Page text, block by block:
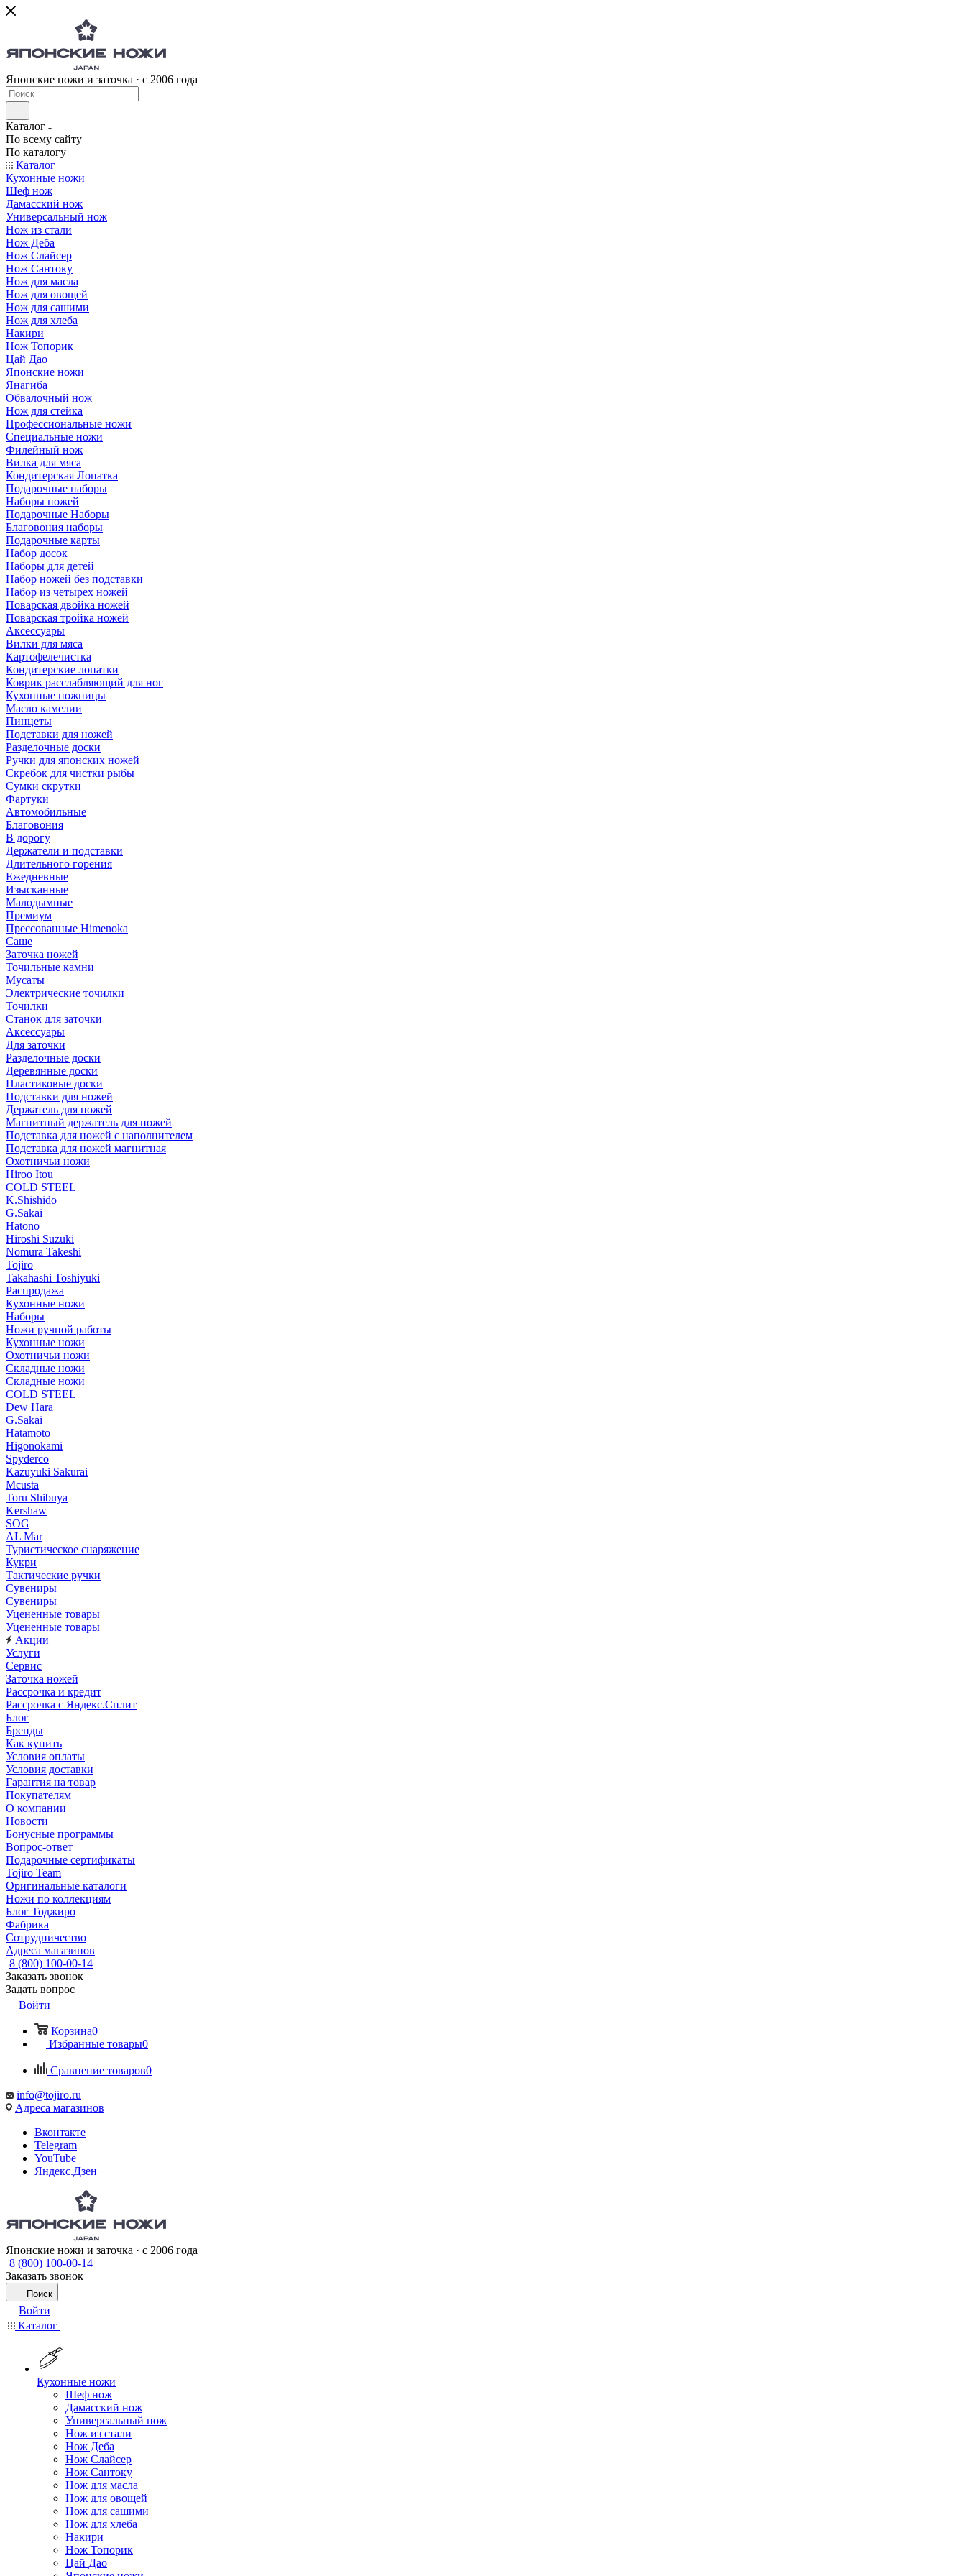
Японские ножи и заточка · с 2006 года
Каталог
По всему сайту
По каталогу
Каталог
Кухонные ножи
Шеф нож
Дамасский нож
Универсальный нож
Нож из стали
Нож Деба
Нож Слайсер
Нож Сантоку
Нож для масла
Нож для овощей
Нож для сашими
Нож для хлеба
Накири
Нож Топорик
Цай Дао
Японские ножи
Янагиба
Обвалочный нож
Нож для стейка
Профессиональные ножи
Специальные ножи
Филейный нож
Вилка для мяса
Кондитерская Лопатка
Подарочные наборы
Наборы ножей
Подарочные Наборы
Благовония наборы
Подарочные карты
Набор досок
Наборы для детей
Набор ножей без подставки
Набор из четырех ножей
Поварская двойка ножей
Поварская тройка ножей
Аксессуары
Вилки для мяса
Картофелечистка
Кондитерские лопатки
Коврик расслабляющий для ног
Кухонные ножницы
Масло камелии
Пинцеты
Подставки для ножей
Разделочные доски
Ручки для японских ножей
Скребок для чистки рыбы
Сумки скрутки
Фартуки
Автомобильные
Благовония
В дорогу
Держатели и подставки
Длительного горения
Ежедневные
Изысканные
Малодымные
Премиум
Прессованные Himenoka
Саше
Заточка ножей
Точильные камни
Мусаты
Электрические точилки
Точилки
Станок для заточки
Аксессуары
Для заточки
Разделочные доски
Деревянные доски
Пластиковые доски
Подставки для ножей
Держатель для ножей
Магнитный держатель для ножей
Подставка для ножей с наполнителем
Подставка для ножей магнитная
Охотничьи ножи
Hiroo Itou
COLD STEEL
K.Shishido
G.Sakai
Hatono
Hiroshi Suzuki
Nomura Takeshi
Tojiro
Takahashi Toshiyuki
Распродажа
Кухонные ножи
Наборы
Ножи ручной работы
Кухонные ножи
Охотничьи ножи
Складные ножи
Складные ножи
COLD STEEL
Dew Hara
G.Sakai
Hatamoto
Higonokami
Spyderco
Kazuyuki Sakurai
Mcusta
Toru Shibuya
Kershaw
SOG
AL Mar
Туристическое снаряжение
Кукри
Тактические ручки
Сувениры
Сувениры
Уцененные товары
Уцененные товары
Акции
Услуги
Сервис
Заточка ножей
Рассрочка и кредит
Рассрочка с Яндекс.Сплит
Блог
Бренды
Как купить
Условия оплаты
Условия доставки
Гарантия на товар
Покупателям
О компании
Новости
Бонусные программы
Вопрос-ответ
Подарочные сертификаты
Tojiro Team
Оригинальные каталоги
Ножи по коллекциям
Блог Тоджиро
Фабрика
Сотрудничество
Адреса магазинов
8 (800) 100-00-14
Заказать звонок
Задать вопрос
Войти
Корзина0
Избранные товары0
Сравнение товаров0
info@tojiro.ru
Адреса магазинов
Вконтакте
Telegram
YouTube
Яндекс.Дзен
Японские ножи и заточка · с 2006 года
8 (800) 100-00-14
Заказать звонок
Поиск
Войти
Каталог
Кухонные ножи
Шеф нож
Дамасский нож
Универсальный нож
Нож из стали
Нож Деба
Нож Слайсер
Нож Сантоку
Нож для масла
Нож для овощей
Нож для сашими
Нож для хлеба
Накири
Нож Топорик
Цай Дао